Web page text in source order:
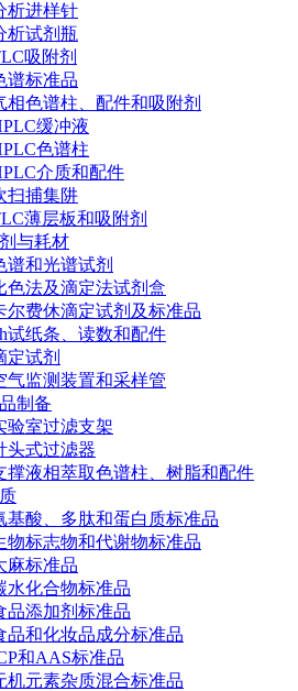
析进样针
析试剂瓶
吸附剂
谱标准品
相色谱柱、配件和吸附剂
缓冲液
色谱柱
介质和配件
扫捕集阱
薄层板和吸附剂
与耗材
谱和光谱试剂
色法及滴定法试剂盒
尔费休滴定试剂及标准品
试纸条、读数和配件
定试剂
气监测装置和采样管
制备
验室过滤支架
头式过滤器
撑液相萃取色谱柱、树脂和配件
基酸、多肽和蛋白质标准品
物标志物和代谢物标准品
麻标准品
水化合物标准品
品添加剂标准品
品和化妆品成分标准品
和AAS标准品
机元素杂质混合标准品